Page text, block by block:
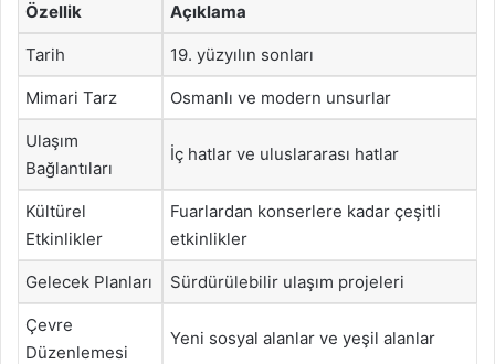
Özellik Açıklama
Tarih 19. yüzyılın sonları
Mimari Tarz Osmanlı ve modern unsurlar
Ulaşım
Bağlantıları
İç hatlar ve uluslararası hatlar
Kültürel
Etkinlikler
Fuarlardan konserlere kadar çeşitli
etkinlikler
Gelecek Planları Sürdürülebilir ulaşım projeleri
Çevre
Düzenlemesi
Yeni sosyal alanlar ve yeşil alanlar